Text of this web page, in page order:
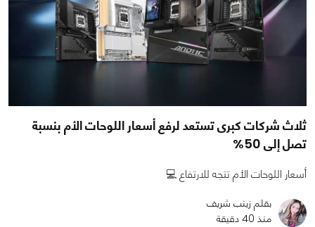
ثلاث شركات كبرى تستعد لرفع أسعار اللوحات الأم بنسبة
تصل إلى 50%
أسعار اللوحات الأم تتجه للارتفاع 💻
بقلم زينب شريف
منذ 40 دقيقة